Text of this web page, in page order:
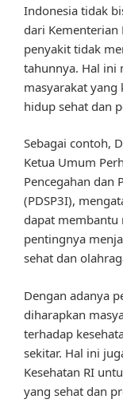
Indonesia tidak
dari Kementerian
penyakit tidak
tahunnya. Hal ini
masyarakat
hidup sehat dan
Sebagai contoh,
Ketua Umum
Pencegahan dan
(PDSP3I),
dapat membantu
pentingnya
sehat dan
Dengan adanya
diharapkan
terhadap
sekitar. Hal ini
Kesehatan RI
yang sehat dan